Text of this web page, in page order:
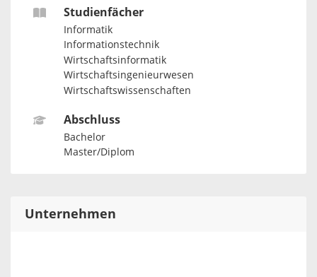
Studienfächer
Informatik
Informationstechnik
Wirtschaftsinformatik
Wirtschaftsingenieurwesen
Wirtschaftswissenschaften
Abschluss
Bachelor
Master/Diplom
Unternehmen